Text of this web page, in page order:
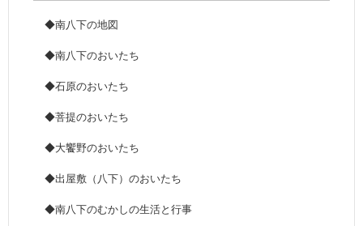
◆南八下の地図
◆南八下のおいたち
◆石原のおいたち
◆菩提のおいたち
◆大饗野のおいたち
◆出屋敷（八下）のおいたち
◆南八下のむかしの生活と行事